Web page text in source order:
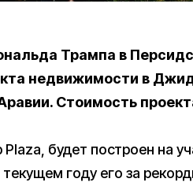
Трампа в
недвижимости в
Стоимость
будет построен на
году его за